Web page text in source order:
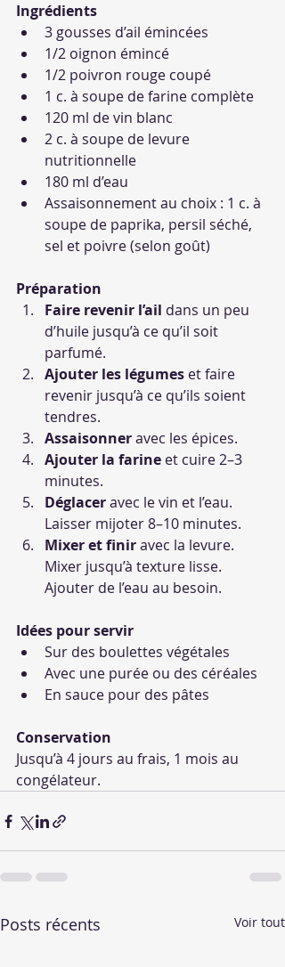
Ingrédients
3 gousses d’ail émincées
1/2 oignon émincé
1/2 poivron rouge coupé
1 c. à soupe de farine complète
120 ml de vin blanc
2 c. à soupe de levure
nutritionnelle
180 ml d’eau
Assaisonnement au choix : 1 c. à
soupe de paprika, persil séché,
sel et poivre (selon goût)
Préparation
Faire revenir l’ail dans un peu
d’huile jusqu’à ce qu’il soit
parfumé.
Ajouter les légumes et faire
revenir jusqu’à ce qu’ils soient
tendres.
Assaisonner avec les épices.
Ajouter la farine et cuire 2–3
minutes.
Déglacer avec le vin et l’eau.
Laisser mijoter 8–10 minutes.
Mixer et finir avec la levure.
Mixer jusqu’à texture lisse.
Ajouter de l’eau au besoin.
Idées pour servir
Sur des boulettes végétales
Avec une purée ou des céréales
En sauce pour des pâtes
Conservation
Jusqu’à 4 jours au frais, 1 mois au
congélateur.
Posts récents Voir tout